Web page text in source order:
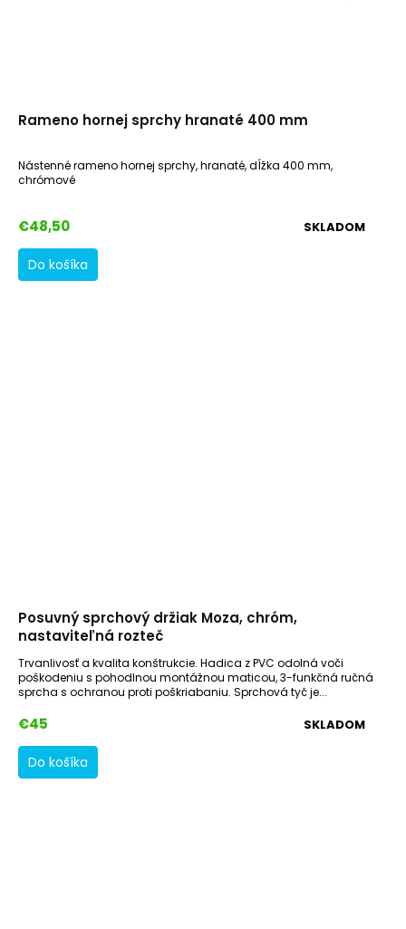
Rameno hornej sprchy hranaté 400 mm
SKLADOM
€48,50
Do košíka
Nástenné rameno hornej sprchy, hranaté, dĺžka 400 mm,
chrómové
Posuvný sprchový držiak Moza, chróm,
nastaviteľná rozteč
SKLADOM
€45
Do košíka
Trvanlivosť a kvalita konštrukcie. Hadica z PVC odolná voči
poškodeniu s pohodlnou montážnou maticou, 3-funkčná ručná
sprcha s ochranou proti poškriabaniu. Sprchová tyč je...